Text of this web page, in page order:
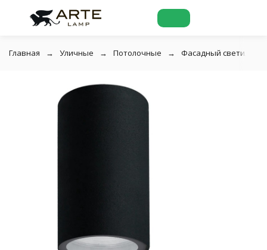
Главная Уличные Потолочные Фасадный светильник